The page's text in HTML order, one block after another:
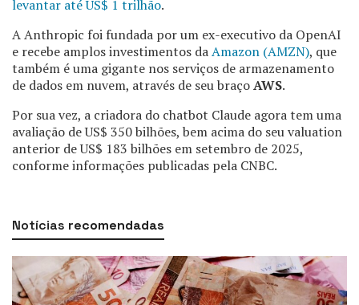
levantar até US$ 1 trilhão.
A Anthropic foi fundada por um ex-executivo da OpenAI
e recebe amplos investimentos daAmazon (AMZN), que
também é uma gigante nos serviços de armazenamento
de dados em nuvem, através de seu braçoAWS.
Por sua vez, a criadora do chatbot Claude agora tem uma
avaliação de US$ 350 bilhões, bem acima do seu valuation
anterior de US$ 183 bilhões em setembro de 2025,
conforme informações publicadas pela CNBC.
Notícias recomendadas